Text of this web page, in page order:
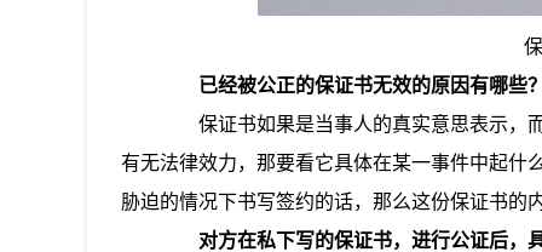
已经被公正的保证书无效的原因有哪些
保证书如果是当事人的真实意思表示，而
有无法律效力，那要看它具体在某一事件中起什
胁迫的情况下书写签约的话，那么这份保证书的
对方在私下写的保证书，进行公证后，